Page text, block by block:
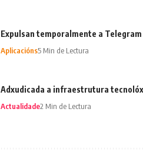
Expulsan temporalmente a Telegram
Aplicacións5 Min de Lectura
Adxudicada a infraestrutura
Actualidade2 Min de Lectura